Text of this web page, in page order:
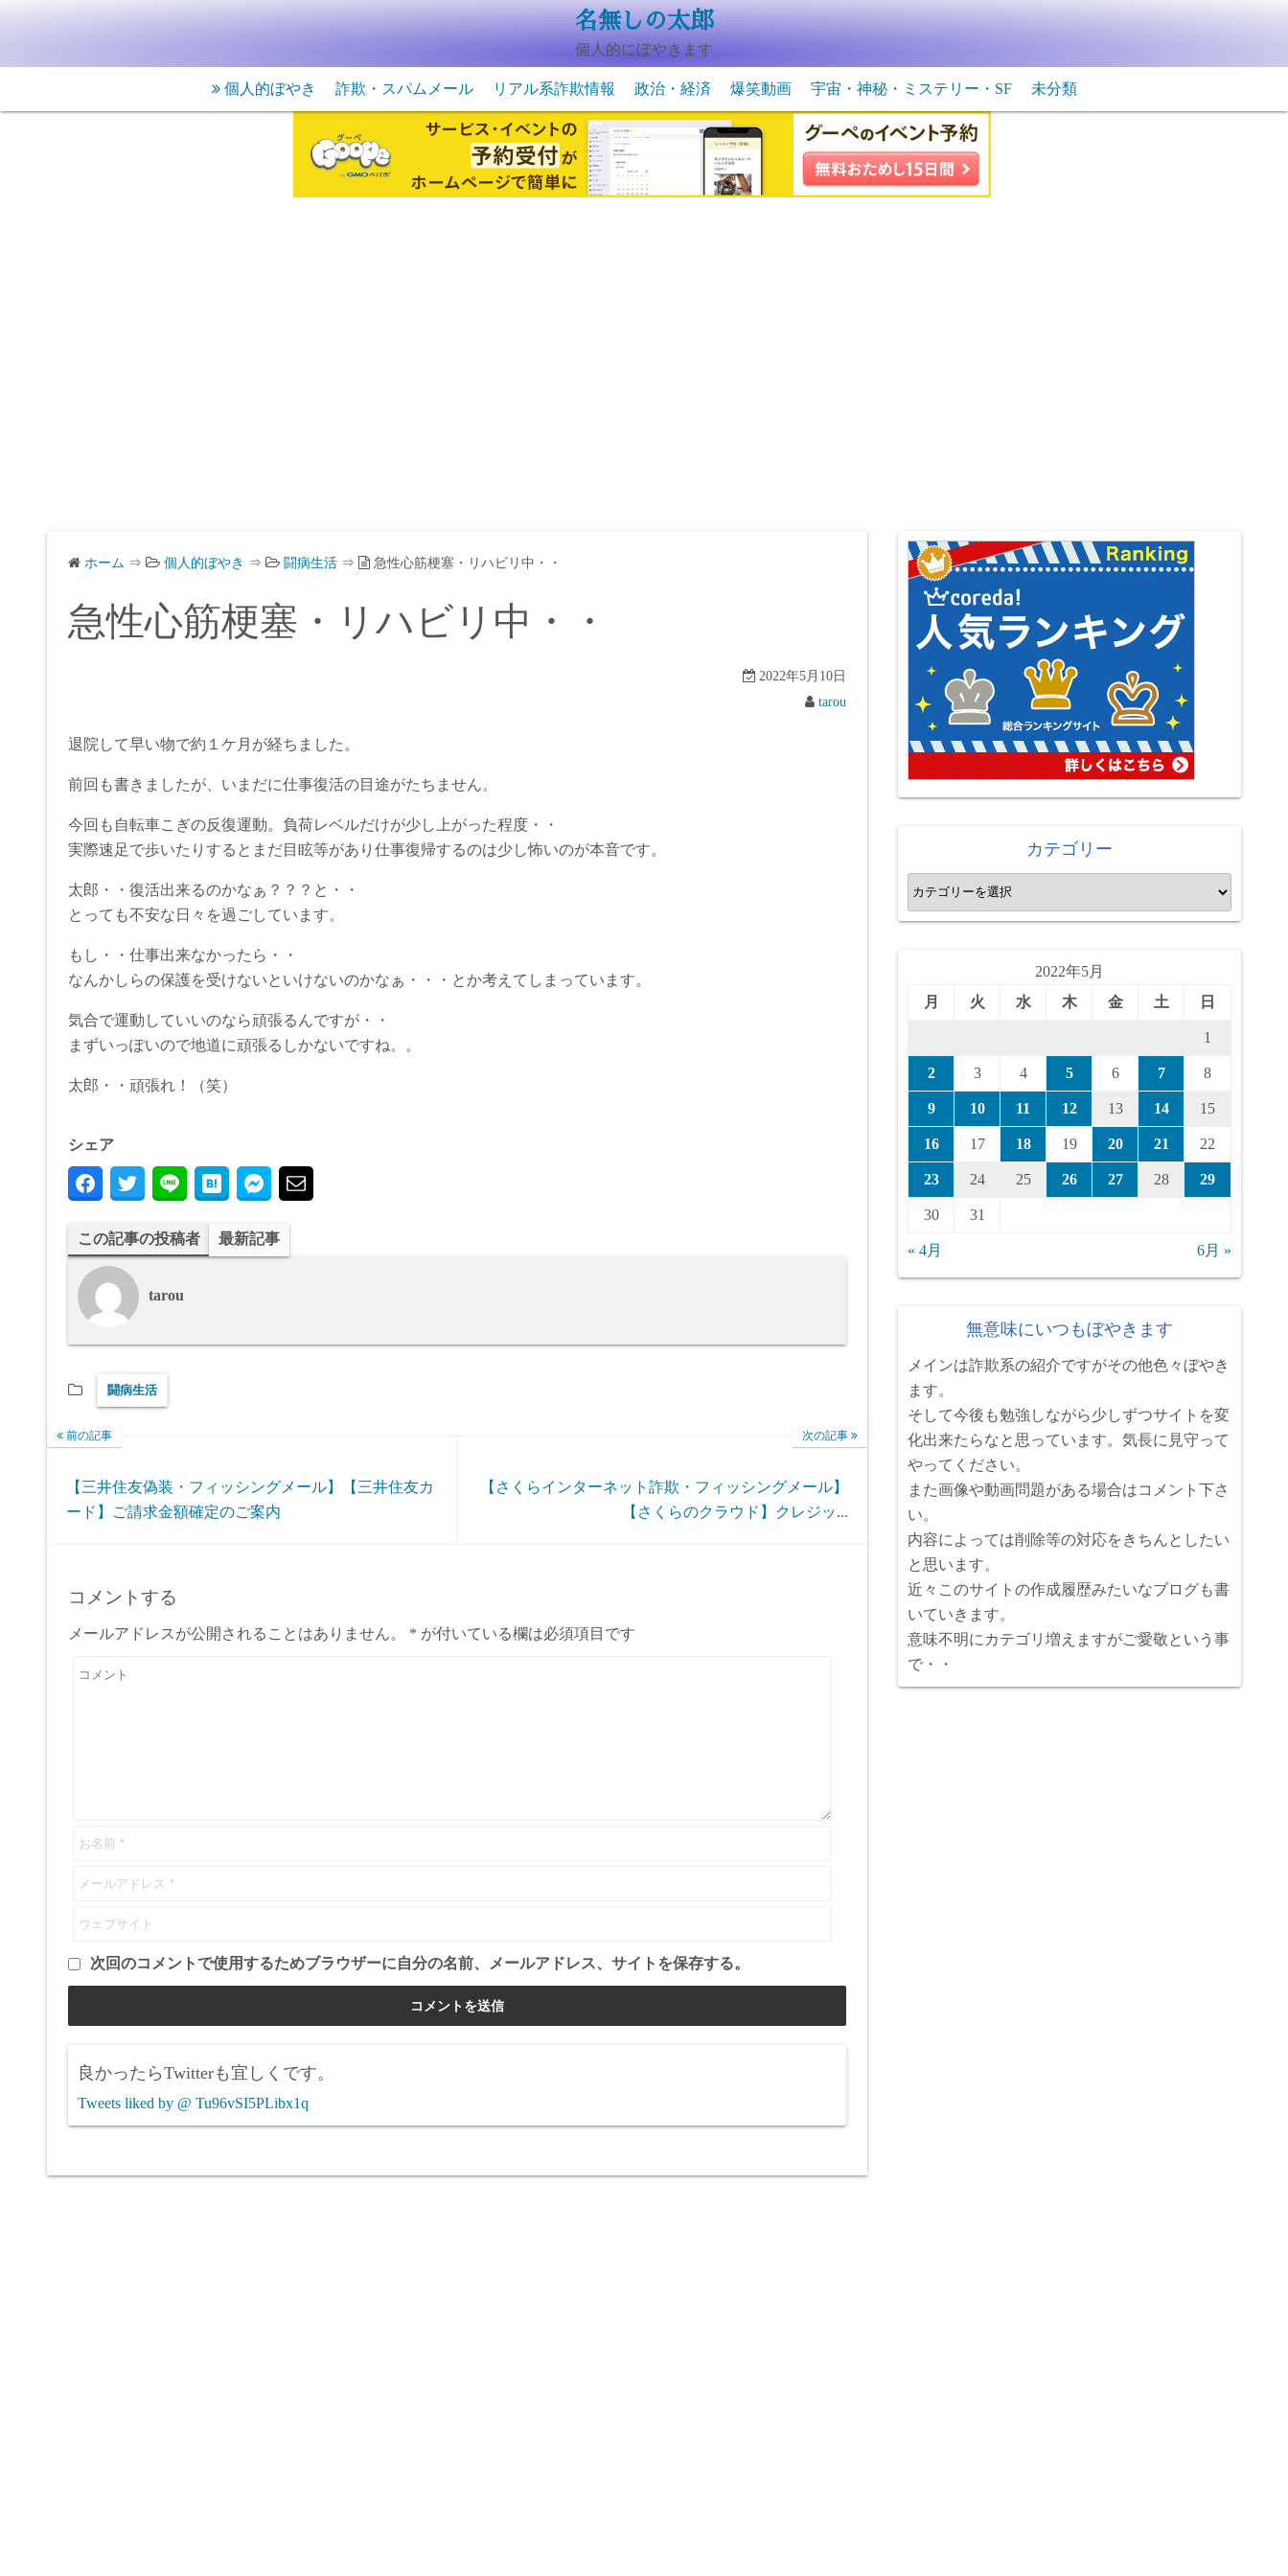
名無しの太郎
個人的にぼやきます
個人的ぼやき 詐欺・スパムメール リアル系詐欺情報 政治・経済 爆笑動画
動物系の爆笑動画
宇宙・神秘・ミステリー・SF
未確認生物・飛行物体
宇宙・ＳＦ
未分類
ホーム ⇒ 個人的ぼやき ⇒ 闘病生活 ⇒ 急性心筋梗塞・リハビリ中・・
急性心筋梗塞・リハビリ中・・
2022年5月10日
tarou
退院して早い物で約１ケ月が経ちました。
前回も書きましたが、いまだに仕事復活の目途がたちません。
今回も自転車こぎの反復運動。負荷レベルだけが少し上がった程度・・
実際速足で歩いたりするとまだ目眩等があり仕事復帰するのは少し怖いのが本音です。
太郎・・復活出来るのかなぁ？？？と・・
とっても不安な日々を過ごしています。
もし・・仕事出来なかったら・・
なんかしらの保護を受けないといけないのかなぁ・・・とか考えてしまっています。
気合で運動していいのなら頑張るんですが・・
まずいっぽいので地道に頑張るしかないですね。。
太郎・・頑張れ！（笑）
シェア
この記事の投稿者 最新記事
tarou
闘病生活
前の記事
【三井住友偽装・フィッシングメール】【三井住友カ
ード】ご請求金額確定のご案内
次の記事
【さくらインターネット詐欺・フィッシングメール】
【さくらのクラウド】クレジッ...
コメントする
メールアドレスが公開されることはありません。 * が付いている欄は必須項目です
次回のコメントで使用するためブラウザーに自分の名前、メールアドレス、サイトを保存する。
良かったらTwitterも宜しくです。
Tweets liked by @ Tu96vSI5PLibx1q
カテゴリー
カ
テ
2022年5月
月
火 水 木 金 土 日
1
2 3 4 5 6 7 8
9 10 11 12 13 14 15
16 17 18 19 20 21 22
23 24 25 26 27 28 29
30 31
« 4月 6月 »
無意味にいつもぼやきます
メインは詐欺系の紹介ですがその他色々ぼやき
ます。
そして今後も勉強しながら少しずつサイトを変
化出来たらなと思っています。気長に見守って
やってください。
また画像や動画問題がある場合はコメント下さ
い。
内容によっては削除等の対応をきちんとしたい
と思います。
近々このサイトの作成履歴みたいなブログも書
いていきます。
意味不明にカテゴリ増えますがご愛敬という事
で・・